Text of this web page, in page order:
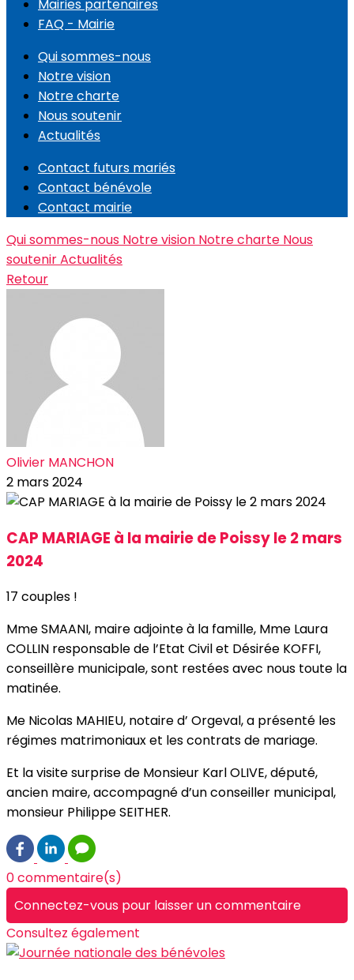
Mairies partenaires
FAQ - Mairie
Qui sommes-nous
Notre vision
Notre charte
Nous soutenir
Actualités
Contact futurs mariés
Contact bénévole
Contact mairie
Qui sommes-nous Notre vision Notre charte Nous
soutenirActualités
Retour
Olivier MANCHON
2 mars 2024
CAP MARIAGE à la mairie de Poissy le 2 mars
2024
17 couples !
Mme SMAANI, maire adjointe à la famille, Mme Laura
COLLIN responsable de l’Etat Civil et Désirée KOFFI,
conseillère municipale, sont restées avec nous toute la
matinée.
Me Nicolas MAHIEU, notaire d’ Orgeval, a présenté les
régimes matrimoniaux et les contrats de mariage.
Et la visite surprise de Monsieur Karl OLIVE, député,
ancien maire, accompagné d’un conseiller municipal,
monsieur Philippe SEITHER.
0 commentaire(s)
Connectez-vous pour laisser un commentaire
Consultez également